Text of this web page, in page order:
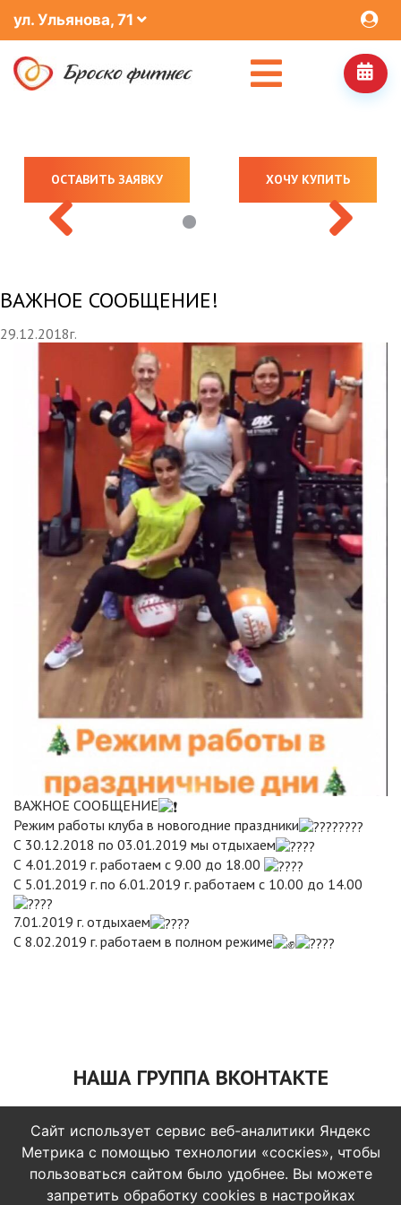
ул. Ульянова, 71
ОСТАВИТЬ ЗАЯВКУ ХОЧУ КУПИТЬ
ВАЖНОЕ СООБЩЕНИЕ!
29.12.2018г.
ВАЖНОЕ СООБЩЕНИЕ
Режим работы клуба в новогодние праздники
С 30.12.2018 по 03.01.2019 мы отдыхаем
С 4.01.2019 г. работаем с 9.00 до 18.00
С 5.01.2019 г. по 6.01.2019 г. работаем с 10.00 до 14.00
7.01.2019 г. отдыхаем
С 8.02.2019 г. работаем в полном режиме
НАША ГРУППА ВКОНТАКТЕ
© 2014 - 2026 Броско фитнес
Сайт использует сервис веб-аналитики Яндекс
Метрика с помощью технологии «соскіеs», чтобы
пользоваться сайтом было удобнее. Вы можете
запретить обработку cookies в настройках